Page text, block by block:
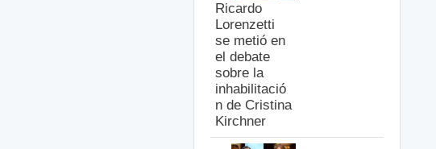
Ricardo
Lorenzetti
se metió en
el debate
sobre la
inhabilitació
n de Cristina
Kirchner